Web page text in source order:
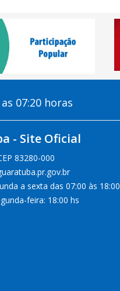
07:20 horas
- Site Oficial
83280-000
a sexta das 07:00 às 18:00
feira: 18:00 hs